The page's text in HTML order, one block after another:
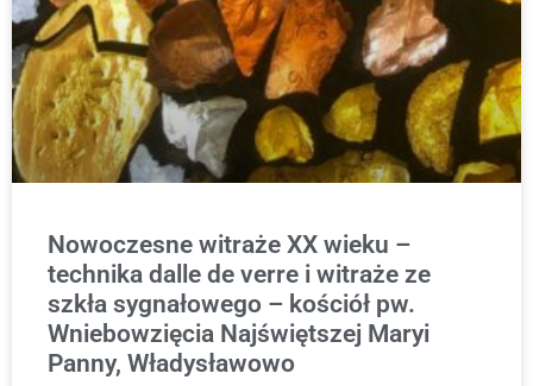
Nowoczesne witraże XX wieku –
technika dalle de verre i witraże ze
szkła sygnałowego – kościół pw.
Wniebowzięcia Najświętszej Maryi
Panny, Władysławowo